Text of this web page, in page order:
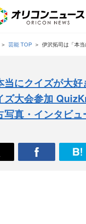
芸能 TOP 伊沢拓司は「本
当にクイズが大
ズ大会参加
真・インタビュ